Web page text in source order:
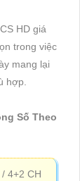
HD giá
trong việc
mang lại
hợp.
Số Theo
4+2 CH